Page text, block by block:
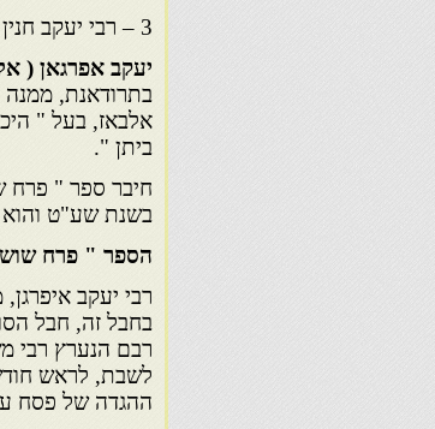
3 – רבי יעקב חנין דודו של רבי יעקב איפרגאן המוזכר בחיבוריו.
יעקב אפרגאן (
בתרודאנת, ממנה
אלבאז, בעל "
ביתן ".
חיבר ספר " פרח
בשנת שע"ט והוא
הספר " פרח
רבי יעקב
בחבל זה, חבל
רבם הנערץ רבי
לשבת, לראש
ההגדה של פסח